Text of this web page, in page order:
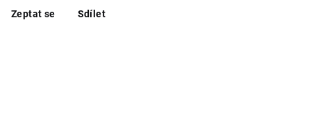
Zeptat se Sdílet